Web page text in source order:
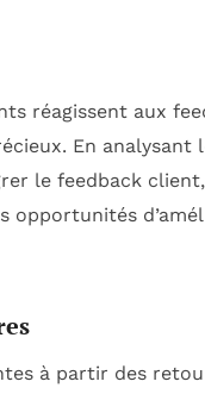
réagissent aux
En analysant
le feedback
opportunités
à partir des